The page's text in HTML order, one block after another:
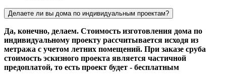
Делаете ли вы дома по индивидуальным проектам?
Да, конечно, делаем. Стоимость изготовления дома по
индивидуальному проекту рассчитывается исходя из
метража с учетом летних помещений. При заказе сруба
стоимость эскизного проекта является частичной
предоплатой, то есть проект будет - бесплатным